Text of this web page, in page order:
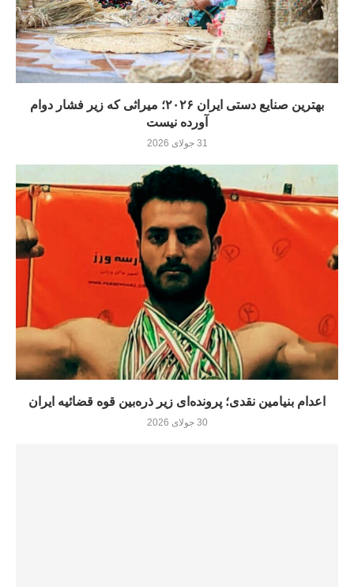
بهترین صنایع دستی ایران ۲۰۲۶؛ میراثی که زیر فشار دوام
آورده نيست
31 جولای 2026
اعدام بنیامین نقدی؛ پرونده‌ای زیر ذره‌بین قوه قضائیه ایران
30 جولای 2026